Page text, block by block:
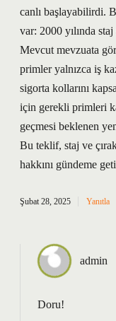
canlı başlayabilirdi.
var: 2000 yılında
Mevcut mevzuata
primler yalnızca iş
sigorta kollarını
için gerekli primleri
geçmesi beklenen
Bu teklif, staj ve
hakkını gündeme
Şubat 28, 2025 Yanıtla
admin
Doru!